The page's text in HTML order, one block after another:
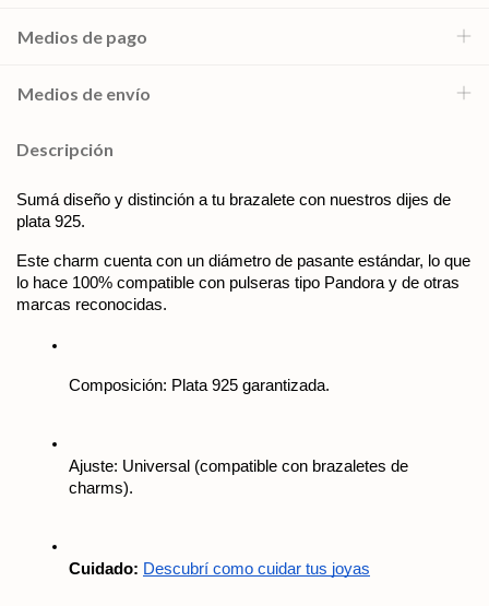
Medios de pago
Medios de envío
Descripción
Sumá diseño y distinción a tu brazalete con nuestros dijes de
plata 925.
Este charm cuenta con un diámetro de pasante estándar, lo que
lo hace 100% compatible con pulseras tipo Pandora y de otras
marcas reconocidas.
Composición: Plata 925 garantizada.
Ajuste: Universal (compatible con brazaletes de
charms).
Cuidado: Descubrí como cuidar tus joyas